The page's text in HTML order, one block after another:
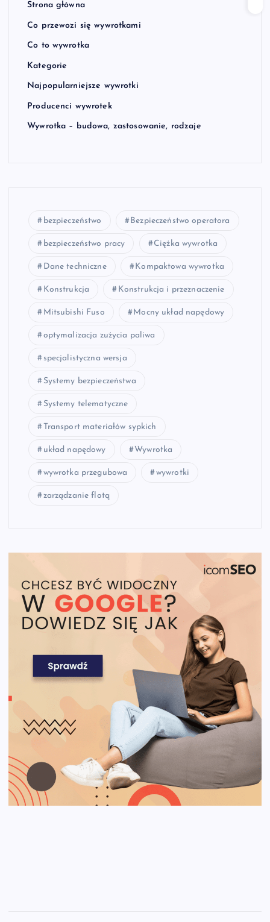
Strona główna
Co przewozi się wywrotkami
Co to wywrotka
Kategorie
Najpopularniejsze wywrotki
Producenci wywrotek
Wywrotka – budowa, zastosowanie, rodzaje
bezpieczeństwo Bezpieczeństwo operatora
bezpieczeństwo pracy Ciężka wywrotka
Dane techniczne Kompaktowa wywrotka
Konstrukcja Konstrukcja i przeznaczenie
Mitsubishi Fuso Mocny układ napędowy
optymalizacja zużycia paliwa
specjalistyczna wersja
Systemy bezpieczeństwa
Systemy telematyczne
Transport materiałów sypkich
układ napędowy Wywrotka
wywrotka przegubowa wywrotki
zarządzanie flotą